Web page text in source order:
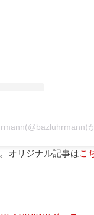
オリジナル記事はこ